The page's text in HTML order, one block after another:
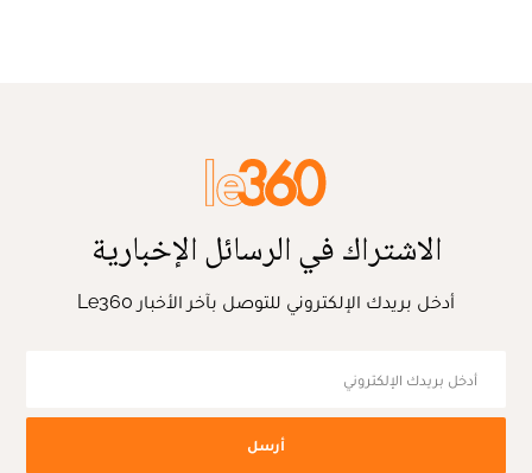
الاشتراك في الرسائل الإخبارية
أدخل بريدك الإلكتروني للتوصل بآخر الأخبار Le360
أرسل